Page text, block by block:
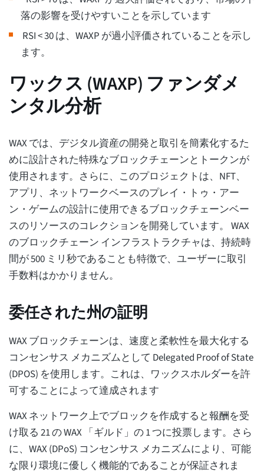
落の影響を受けやすいことを示しています
RSI < 30 は、WAXP が過小評価されていることを示し
ます。
ワックス (WAXP) ファンダメ
ンタル分析
WAX では、デジタル資産の開発と取引を簡素化するた
めに設計された特殊なブロックチェーンとトークンが
使用されます。さらに、このプロジェクトは、NFT、
アプリ、ネットワークベースのプレイ・トゥ・アー
ン・ゲームの設計に使用できるブロックチェーンベー
スのリソースのコレクションを開発しています。 WAX
のブロックチェーン インフラストラクチャは、持続時
間が 500 ミリ秒であることも特徴で、ユーザーに取引
手数料はかかりません。
委任された州の証明
WAX ブロックチェーンは、速度と柔軟性を最大化する
コンセンサス メカニズムとして Delegated Proof of State
(DPOS) を使用します。これは、ワックスホルダーを許
可することによって達成されます
WAX ネットワーク上でブロックを作成すると報酬を受
け取る 21 の WAX 「ギルド」の 1 つに投票します。さら
に、WAX (DPoS) コンセンサス メカニズムにより、可能
な限り環境に優しく機能的であることが保証されま